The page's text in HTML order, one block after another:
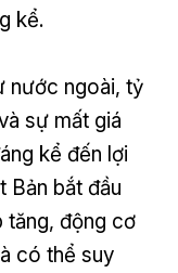
kể.
nước ngoài, tỷ
sự mất giá
kể đến lợi
Bản bắt đầu
tăng, động cơ
có thể suy